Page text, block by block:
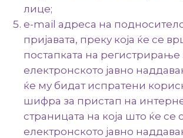
лице;
e-mail адреса на
пријавата, преку која ќе се
постапката на регистрирање
електронското јавно
ќе му бидат испратени
шифра за пристап на
страницата на која што ќе се
електронското јавно